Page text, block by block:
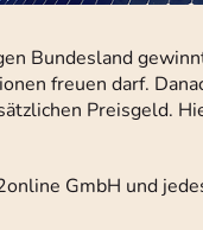
Bundesland
freuen darf.
Preisgeld.
GmbH und